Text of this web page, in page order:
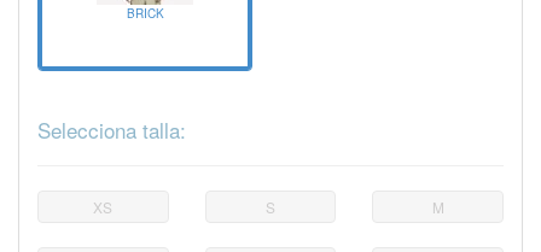
BRICK
Selecciona talla:
XS S M